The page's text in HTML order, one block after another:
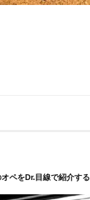
ペをDr.目線で紹介する